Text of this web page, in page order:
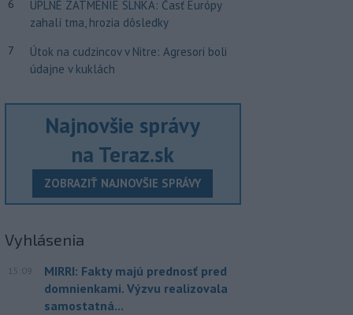
6
ÚPLNÉ ZATMENIE SLNKA: Časť Európy
zahalí tma, hrozia dôsledky
7
Útok na cudzincov v Nitre: Agresori boli
údajne v kuklách
Najnovšie správy
na Teraz.sk
ZOBRAZIŤ NAJNOVŠIE SPRÁVY
Vyhlásenia
15:09
MIRRI: Fakty majú prednosť pred
domnienkami. Výzvu realizovala
samostatná...